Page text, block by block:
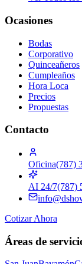
Ocasiones
Bodas
Corporativo
Quinceañeros
Cumpleaños
Hora Loca
Precios
Propuestas
Contacto
Oficina(787)
AI 24/7(787)
Cotizar Ahora
Áreas de